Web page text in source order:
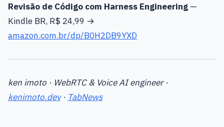
Revisão de Código com Harness Engineering —
Kindle BR, R$ 24,99 →
amazon.com.br/dp/B0H2DB9YXD
ken imoto · WebRTC & Voice AI engineer ·
kenimoto.dev· TabNews